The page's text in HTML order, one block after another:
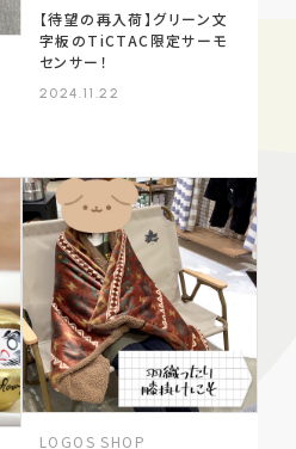
【待望の再入荷】グリーン文
字板のTiCTAC限定サーモ
センサー！
2024.11.22
LOGOS SHOP